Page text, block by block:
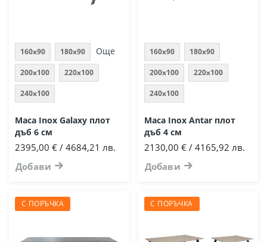
160x90 180x90
200x100 220x100
240x100
Още
Маса Inox Galaxy плот
дъб 6 см
2395,00 € / 4684,21 лв.
Добави
160x90 180x90
200x100 220x100
240x100
Маса Inox Antar плот
дъб 4 см
2130,00 € / 4165,92 лв.
Добави
С ПОРЪЧКА С ПОРЪЧКА